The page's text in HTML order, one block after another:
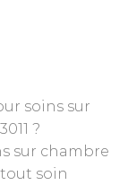
soins sur
?
sur chambre
soin